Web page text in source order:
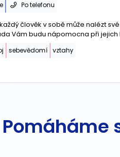
Po telefonu
člověk v sobě může nalézt
Vám budu nápomocna při jejich
sebevědomí vztahy
Pomáháme